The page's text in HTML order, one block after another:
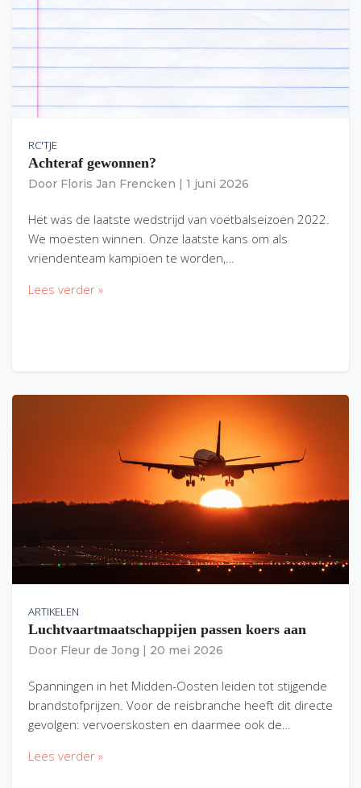
RC'TJE
Achteraf gewonnen?
Door Floris Jan Frencken 1 juni 2026
Het was de laatste wedstrijd van voetbalseizoen 2022.
We moesten winnen. Onze laatste kans om als
vriendenteam kampioen te worden,…
Lees verder »
ARTIKELEN
Luchtvaartmaatschappijen passen koers aan
Door Fleur de Jong 20 mei 2026
Spanningen in het Midden-Oosten leiden tot stijgende
brandstofprijzen. Voor de reisbranche heeft dit directe
gevolgen: vervoerskosten en daarmee ook de…
Lees verder »